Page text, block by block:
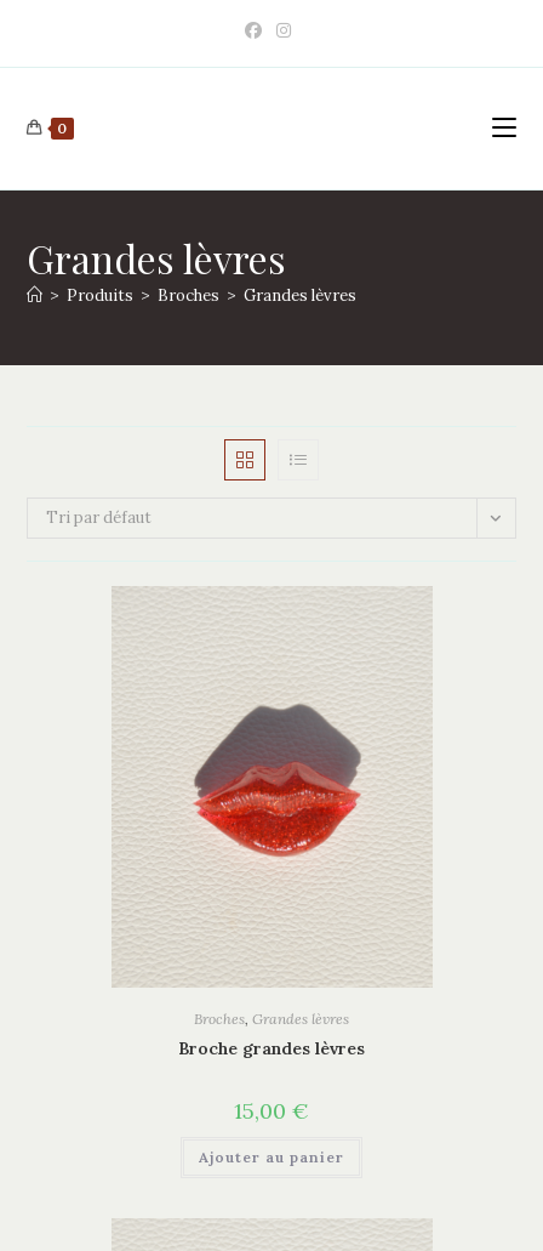
content
0
Grandes lèvres
> Produits > Broches > Grandes lèvres
Tri par défaut
Broches, Grandes lèvres
Broche grandes lèvres
15,00 €
Ajouter au panier